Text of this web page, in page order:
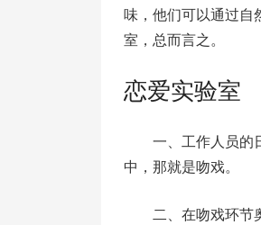
味，他们可以通过自
室，总而言之。
恋爱实验室
一、工作人员的
中，那就是吻戏。
二、在吻戏环节